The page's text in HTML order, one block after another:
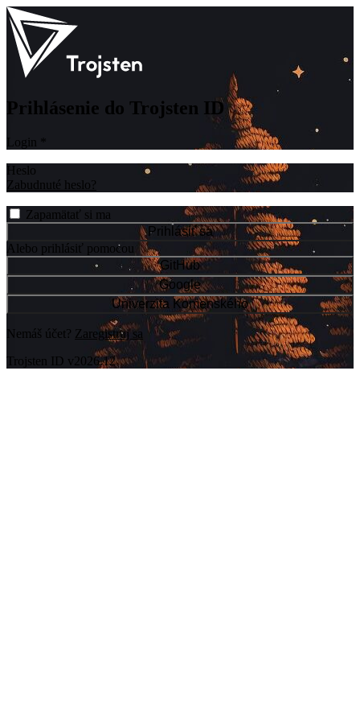
Prihlásenie do Trojsten ID
Login
Heslo
Zabudnuté heslo?
Zapamätať si ma
Prihlásiť sa
Alebo prihlásiť pomocou
GitHub
Google
Univerzita Komenského
Nemáš účet? Zaregistruj sa
Trojsten ID v2026.12